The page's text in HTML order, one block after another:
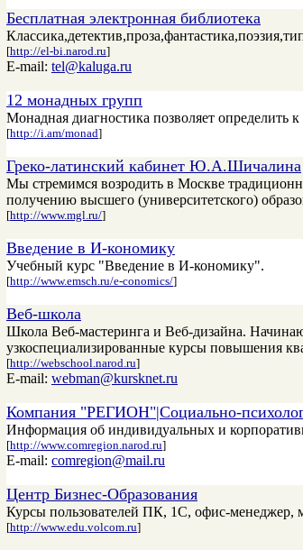
Бесплатная электронная библиотека
[http://el-bi.narod.ru]
E-mail: tel@kaluga.ru
12 монадных групп
Монадная диагностика позволяет
[http://i.am/monad]
Греко-латинский кабинет Ю.А.Шичалина
Мы стремимся возродить в Москве
получению высшего (университетского)
[http://www.mgl.ru/]
Введение в И-кономику
Учебный курс "Введение в И-кономику".
[http://www.emsch.ru/e-conomics/]
Веб-школа
Школа Веб-мастеринга и Веб-дизайна.
узкоспециализированные курсы повышения
[http://webschool.narod.ru]
E-mail: webman@kursknet.ru
Компания "РЕГИОН"|Социально-
Информация об индивидуальных и
[http://www.comregion.narod.ru]
E-mail: comregion@mail.ru
Центр Бизнес-Образования
Курсы пользователей ПК, 1С, офис-менеджер,
[http://www.edu.volcom.ru]